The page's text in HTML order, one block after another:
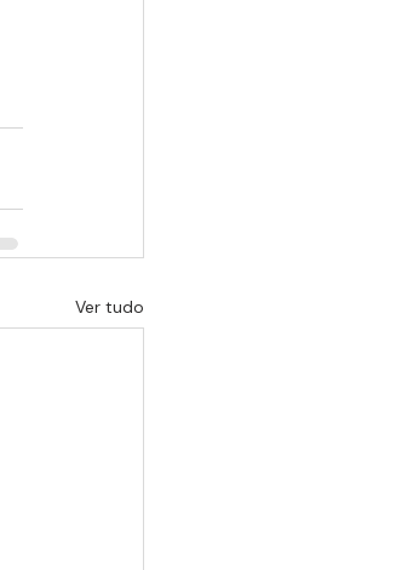
Ver tudo